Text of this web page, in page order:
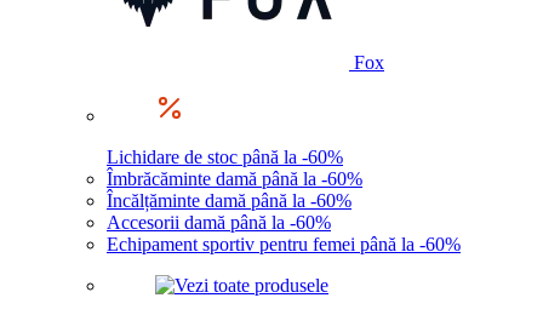
Fox
Lichidare de stoc până la -60%
Îmbrăcăminte damă până la -60%
Încălțăminte damă până la -60%
Accesorii damă până la -60%
Echipament sportiv pentru femei până la -60%